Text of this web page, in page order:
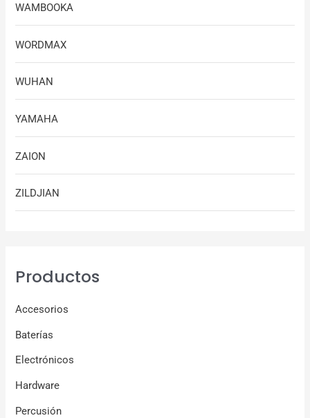
WAMBOOKA
WORDMAX
WUHAN
YAMAHA
ZAION
ZILDJIAN
Productos
Accesorios
Baterías
Electrónicos
Hardware
Percusión